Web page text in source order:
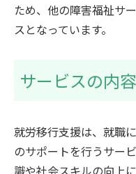
ため、他の障害福祉サ
スとなっています。
サービスの内容
就労移行支援は、就職
のサポートを行うサー
識や社会スキルの向上